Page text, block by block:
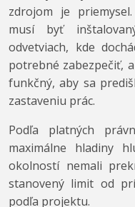
zdrojom je priemysel.
musí byť
odvetviach, kde
potrebné zabezpečiť,
funkčný, aby sa
zastaveniu prác.
Podľa platných
maximálne hladiny
okolností nemali
stanovený limit od
podľa projektu.